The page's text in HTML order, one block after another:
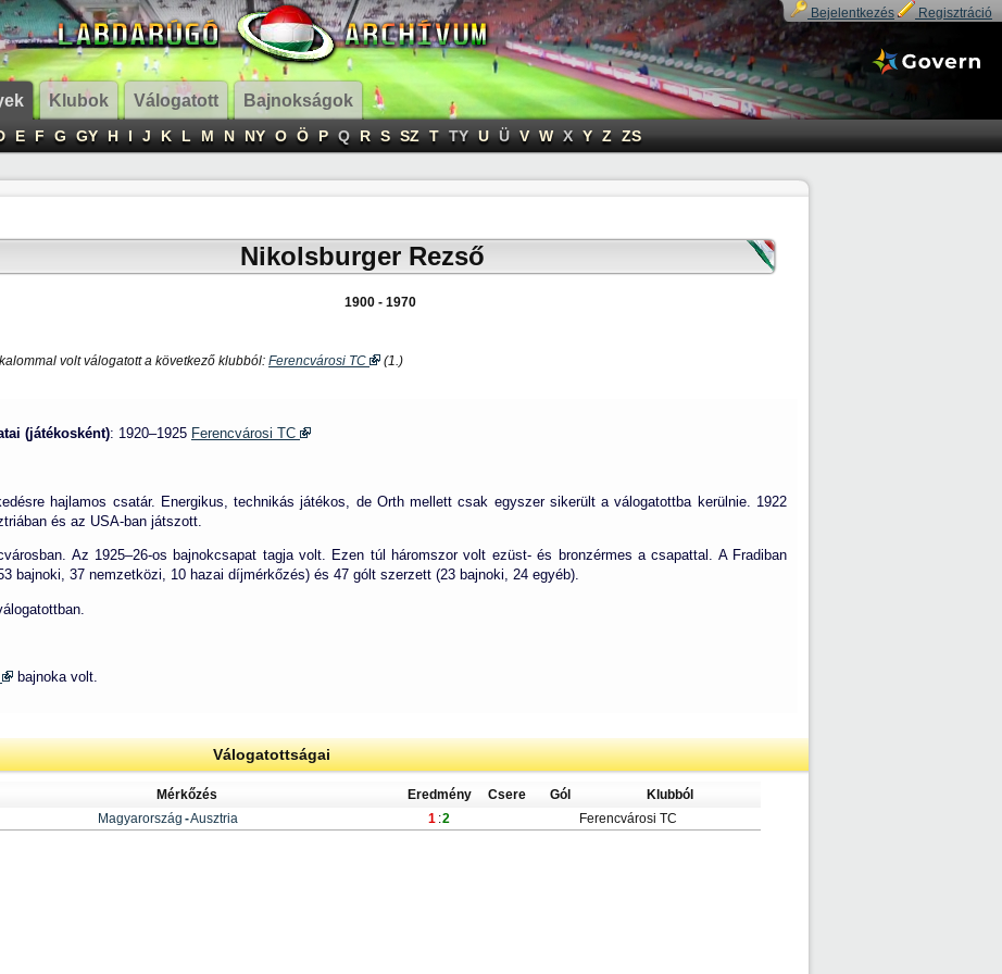
Bejelentkezés Regisztráció
Klubok Válogatott Bajnokságok
E F G GY H I J K L M N NY O Ö P Q R S SZ T TY U Ü V W X Y Z ZS
Nikolsburger Rezső
1900 - 1970
volt válogatott a következő klubból: Ferencvárosi TC (1.)
(játékosként): 1920–1925 Ferencvárosi TC
hajlamos csatár. Energikus, technikás játékos, de Orth mellett csak egyszer sikerült a válogatottba kerülnie. 1922
és az USA-ban játszott.
Az 1925–26-os bajnokcsapat tagja volt. Ezen túl háromszor volt ezüst- és bronzérmes a csapattal. A Fradiban
bajnoki, 37 nemzetközi, 10 hazai díjmérkőzés) és 47 gólt szerzett (23 bajnoki, 24 egyéb).
bajnoka volt.
Válogatottságai
Mérkőzés Eredmény Csere Gól
Klubból
Magyarország -Ausztria 1 :2 Ferencvárosi TC